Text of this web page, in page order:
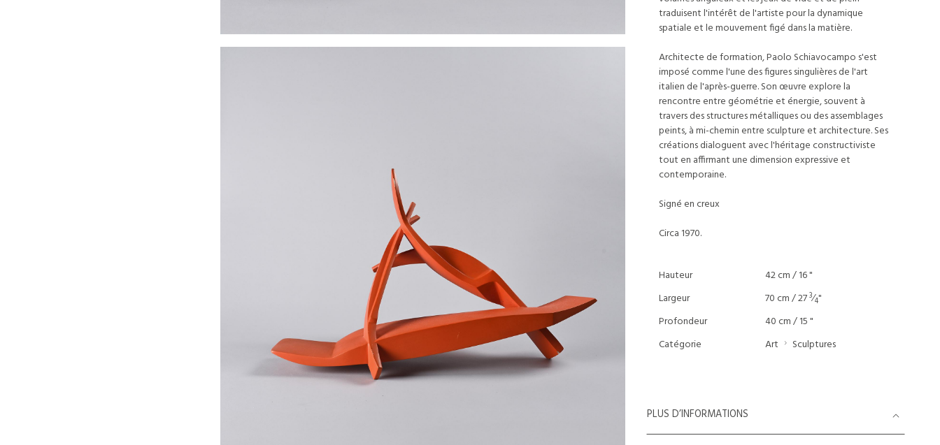
traduisent l'intérêt de l'artiste pour la dynamique
spatiale et le mouvement figé dans la matière.
Architecte de formation, Paolo Schiavocampo s'est
imposé comme l'une des figures singulières de l'art
italien de l'après-guerre. Son œuvre explore la
rencontre entre géométrie et énergie, souvent à
travers des structures métalliques ou des assemblages
peints, à mi-chemin entre sculpture et architecture. Ses
créations dialoguent avec l'héritage constructiviste
tout en affirmant une dimension expressive et
contemporaine.
Signé en creux
Circa 1970.
Hauteur
42 cm / 16 "
Largeur
70 cm / 273⁄4"
Profondeur
40 cm / 15 "
Catégorie
Art Sculptures
PLUS D’INFORMATIONS